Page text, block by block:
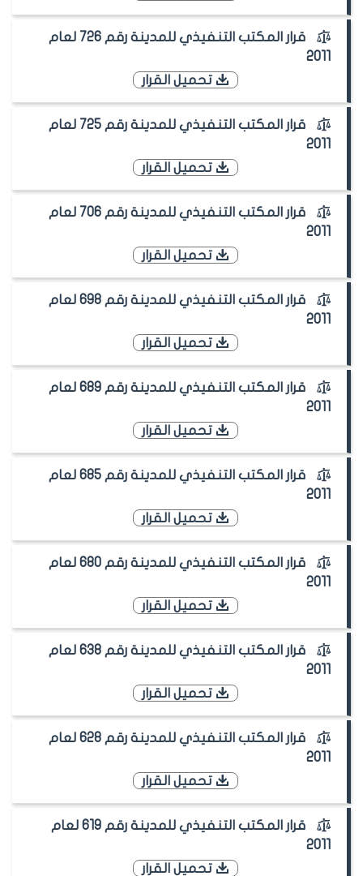
قرار المكتب التنفيذي للمدينة رقم 726 لعام
2011
تحميل القرار
قرار المكتب التنفيذي للمدينة رقم 725 لعام
2011
تحميل القرار
قرار المكتب التنفيذي للمدينة رقم 706 لعام
2011
تحميل القرار
قرار المكتب التنفيذي للمدينة رقم 698 لعام
2011
تحميل القرار
قرار المكتب التنفيذي للمدينة رقم 689 لعام
2011
تحميل القرار
قرار المكتب التنفيذي للمدينة رقم 685 لعام
2011
تحميل القرار
قرار المكتب التنفيذي للمدينة رقم 680 لعام
2011
تحميل القرار
قرار المكتب التنفيذي للمدينة رقم 638 لعام
2011
تحميل القرار
قرار المكتب التنفيذي للمدينة رقم 628 لعام
2011
تحميل القرار
قرار المكتب التنفيذي للمدينة رقم 619 لعام
2011
تحميل القرار